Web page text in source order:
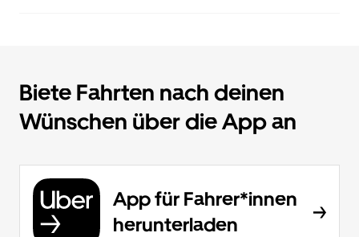
Biete Fahrten nach deinen
Wünschen über die App an
App für Fahrer*innen
herunterladen